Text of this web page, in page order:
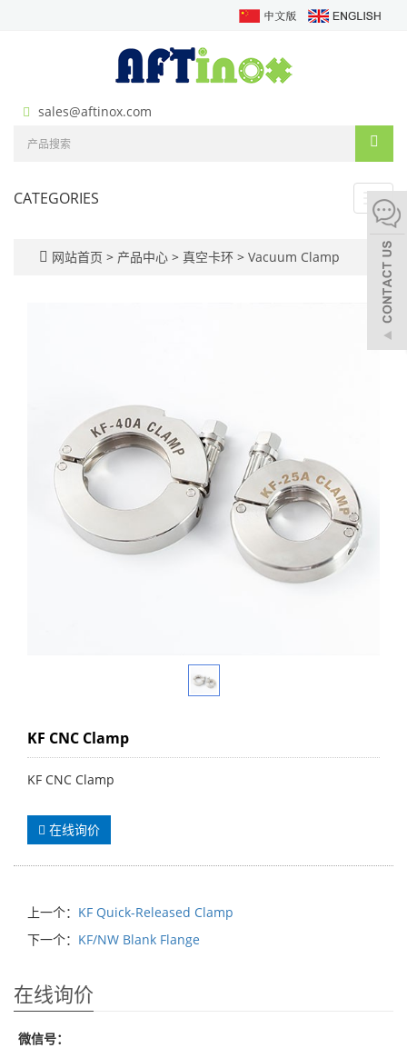
sales@aftinox.com
CATEGORIES
网站首页 > 产品中心 > 真空卡环 > Vacuum Clamp
KF CNC Clamp
KF CNC Clamp
在线询价
上一个： KF Quick-Released Clamp
下一个： KF/NW Blank Flange
在线询价
微信号：